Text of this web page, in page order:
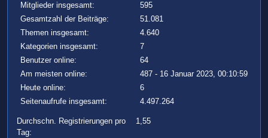
Mitglieder insgesamt:
595
Gesamtzahl der Beiträge:
51.081
Themen insgesamt:
4.640
Kategorien insgesamt:
7
Benutzer online:
64
Am meisten online:
487 - 16 Januar 2023, 00:10:59
Heute online:
6
Seitenaufrufe insgesamt:
4.497.264
Durchschn. Registrierungen pro
Tag:
1,55